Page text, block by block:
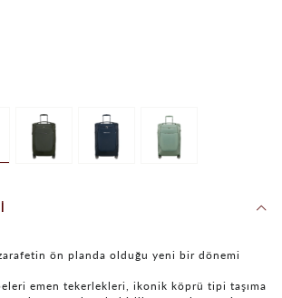
ön planda olduğu yeni bir dönemi
emen tekerlekleri, ikonik köprü tipi taşıma